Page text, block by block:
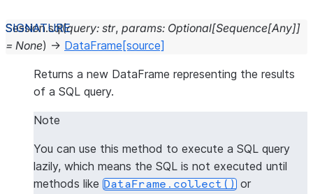
Session.sql(query: str, params: Optional[Sequence[Any]]
= None) → DataFrame [source]
Returns a new DataFrame representing the results
of a SQL query.
Note
You can use this method to execute a SQL query
lazily, which means the SQL is not executed until
methods like DataFrame.collect() or